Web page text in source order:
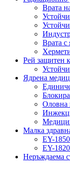
Врата
Врата с
Рей защитен
Ядрена
Оловна
Малка
EY-
EY-
Неръждаема